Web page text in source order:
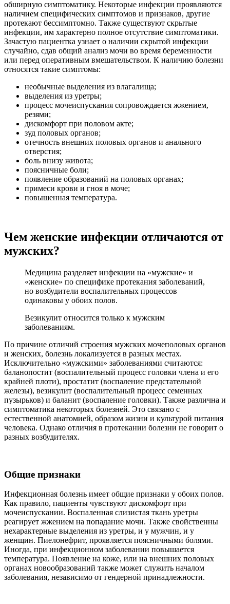
обширную симптоматику. Некоторые инфекции проявляются
наличием специфических симптомов и признаков, другие
протекают бессимптомно. Также существуют скрытые
инфекции, им характерно полное отсутствие симптоматики.
Зачастую пациентка узнает о наличии скрытой инфекции
случайно, сдав общий анализ мочи во время беременности
или перед оперативным вмешательством. К наличию болезни
относятся такие симптомы:
необычные выделения из влагалища;
выделения из уретры;
процесс мочеиспускания сопровождается жжением,
резями;
дискомфорт при половом акте;
зуд половых органов;
отечность внешних половых органов и анального
отверстия;
боль внизу живота;
поясничные боли;
появление образований на половых органах;
примеси крови и гноя в моче;
повышенная температура.
Чем женские инфекции отличаются от
мужских?
Медицина разделяет инфекции на «мужские» и
«женские» по специфике протекания заболеваний,
но возбудители воспалительных процессов
одинаковы у обоих полов.
Везикулит относится только к мужским
заболеваниям.
По причине отличий строения мужских мочеполовых органов
и женских, болезнь локализуется в разных местах.
Исключительно «мужскими» заболеваниями считаются:
баланопостит (воспалительный процесс головки члена и его
крайней плоти), простатит (воспаление предстательной
железы), везикулит (воспалительный процесс семенных
пузырьков) и баланит (воспаление головки). Также различна и
симптоматика некоторых болезней. Это связано с
естественной анатомией, образом жизни и культурой питания
человека. Однако отличия в протекании болезни не говорит о
разных возбудителях.
Общие признаки
Инфекционная болезнь имеет общие признаки у обоих полов.
Как правило, пациенты чувствуют дискомфорт при
мочеиспускании. Воспаленная слизистая ткань уретры
реагирует жжением на попадание мочи. Также свойственны
нехарактерные выделения из уретры, и у мужчин, и у
женщин. Пиелонефрит, проявляется поясничными болями.
Иногда, при инфекционном заболевании повышается
температура. Появление на коже, или на внешних половых
органах новообразований также может служить началом
заболевания, независимо от гендерной принадлежности.